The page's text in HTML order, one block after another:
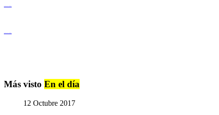
Más visto En el día
12 Octubre 2017